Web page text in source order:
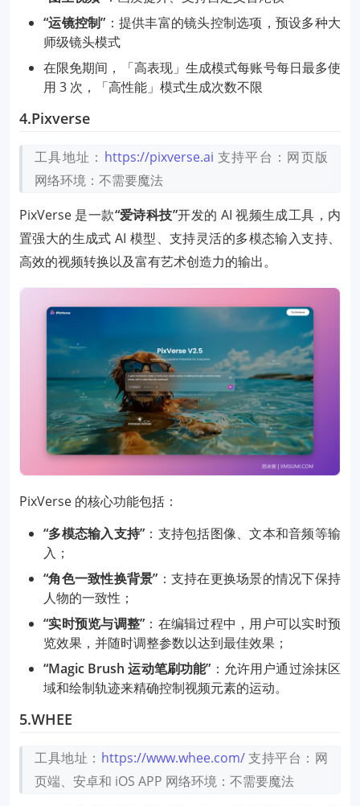
“运镜控制” ：提供丰富的镜头控制选项，预设多种大
师级镜头模式
在限免期间，「高表现」生成模式每账号每日最多使
用 3 次，「高性能」模式生成次数不限
4.Pixverse
工具地址： https://pixverse.ai 支持平台：网页版
网络环境：不需要魔法
PixVerse 是一款“爱诗科技”开发的 AI 视频生成工具，内
置强大的生成式 AI 模型、支持灵活的多模态输入支持、
高效的视频转换以及富有艺术创造力的输出。
PixVerse 的核心功能包括：
“多模态输入支持” ：支持包括图像、文本和音频等输
入；
“角色一致性换背景” ：支持在更换场景的情况下保持
人物的一致性；
“实时预览与调整” ：在编辑过程中，用户可以实时预
览效果，并随时调整参数以达到最佳效果；
“Magic Brush 运动笔刷功能” ：允许用户通过涂抹区
域和绘制轨迹来精确控制视频元素的运动。
5.WHEE
工具地址： https://www.whee.com/ 支持平台：网
页端、安卓和 iOS APP 网络环境：不需要魔法